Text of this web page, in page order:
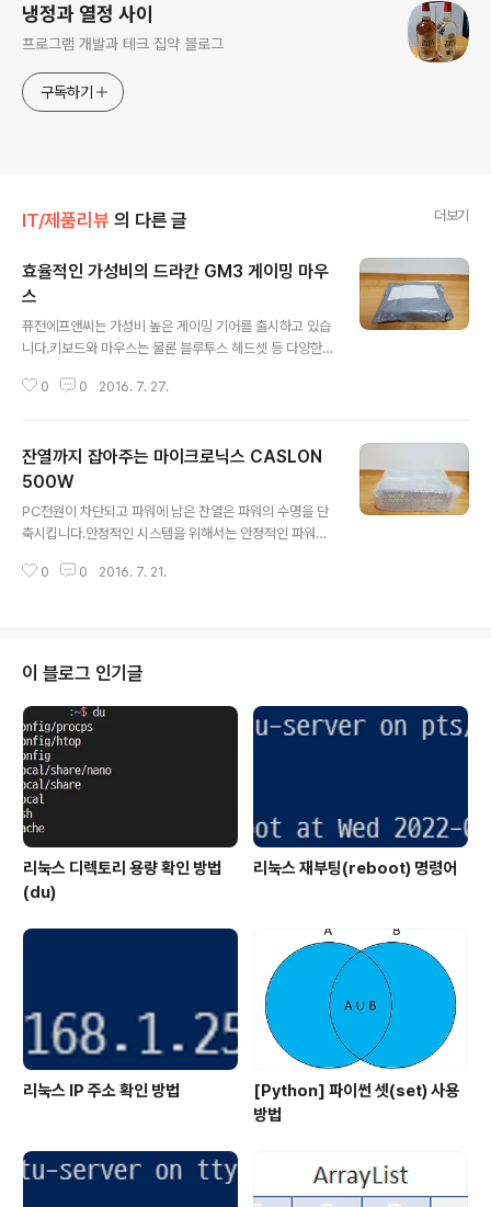
냉정과 열정 사이
프로그램 개발과 테크 집약 블로그
구독하기
IT/제품리뷰 의 다른 글 더보기
효율적인 가성비의 드라칸 GM3 게이밍 마우
스
퓨전에프앤씨는 가성비 높은 게이밍 기어를 출시하고 있습
니다.키보드와 마우스는 물론 블루투스 헤드셋 등 다양한
AKAN GM3 마우스 역시 1만 원 안팎의 금액으로 만날 수
하게 포장되어 배송되었습니다.▼ 제품 배송간단하게 비닐
포장되어 배송되어서 상당히 부피가 작습니다. ▼ 제품 박
스드라칸 GM3 마우스의 박스입니다. 마우스에 대한 간단
한 설명과 함께 마우스의 모습을 확인할 수 있습니다.▼ 박
스 후면측면의 버튼과 DPI 변경 버튼을 포함해서 5버튼과
1휠로 되어 있습니다. 다양한 그립에서도 쾌적한 그립감을
0 0 2016. 7. 27.
잔열까지 잡아주는 마이크로닉스 CASLON
500W
PC전원이 차단되고 파워에 남은 잔열은 파워의 수명을 단
축시킵니다.안정적인 시스템을 위해서는 안정적인 파워가
r Cooling 87+ FDB는 After Cooling 기술로 잔열을
인 파워보다 좀 더 큰 박스에 포장되어 있습니다.여러 겹의
에어캡으로 안전하게 배송되었습니다.▼ 제품 박스마이크
로닉스 CASLON 87+ 시리즈 제품입니다.박스에는 손잡
이가 숨겨져 있어서 편리하게 들 수 있습니다.▼ SLI/CF
지원SLI와 CrossFire X를 지원합니다. 그리고 인텔 6세
대 스카..
0 0 2016. 7. 21.
이 블로그 인기글
리눅스 디렉토리 용량 확인 방법
(du)
리눅스 재부팅(reboot) 명령어
리눅스 IP 주소 확인 방법
[Python] 파이썬 셋(set) 사용
방법